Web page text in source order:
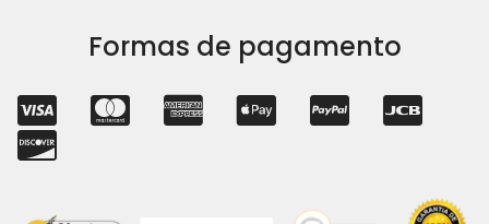
Formas de pagamento